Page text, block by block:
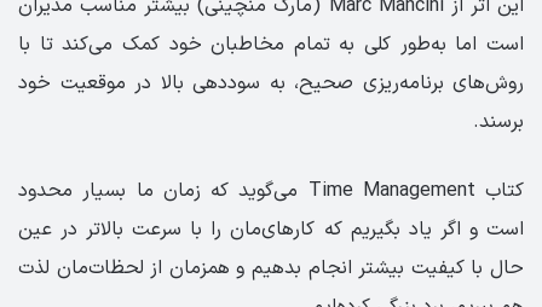
است اما به‌طور کلی به تمام مخاطبان خود کمک می‌کند تا با
روش‌های برنامه‌ریزی صحیح، به سوددهی بالا در موقعیت خود
برسند.
کتاب Time Management می‌گوید که زمان ما بسیار محدود
است و اگر یاد بگیریم که کارهای‌مان را با سرعت بالاتر در عین
حال با کیفیت بیشتر انجام بدهیم و همزمان از لحظات‌مان لذت